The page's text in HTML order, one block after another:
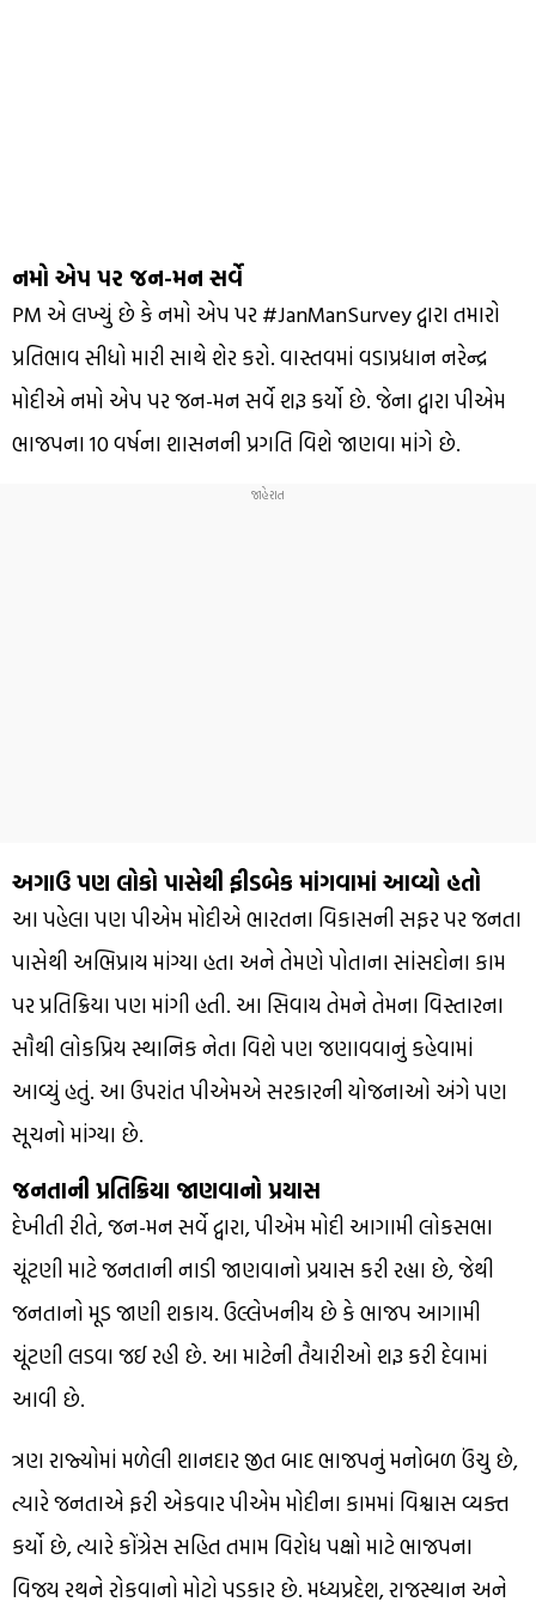
નમો એપ પર જન-મન સર્વે
PM એ લખ્યું છે કે નમો એપ પર #JanManSurvey દ્વારા તમારો
પ્રતિભાવ સીધો મારી સાથે શેર કરો. વાસ્તવમાં વડાપ્રધાન નરેન્દ્ર
મોદીએ નમો એપ પર જન-મન સર્વે શરૂ કર્યો છે. જેના દ્વારા પીએમ
ભાજપના 10 વર્ષના શાસનની પ્રગતિ વિશે જાણવા માંગે છે.
અગાઉ પણ લોકો પાસેથી ફીડબેક માંગવામાં આવ્યો હતો
આ પહેલા પણ પીએમ મોદીએ ભારતના વિકાસની સફર પર જનતા
પાસેથી અભિપ્રાય માંગ્યા હતા અને તેમણે પોતાના સાંસદોના કામ
પર પ્રતિક્રિયા પણ માંગી હતી. આ સિવાય તેમને તેમના વિસ્તારના
સૌથી લોકપ્રિય સ્થાનિક નેતા વિશે પણ જણાવવાનું કહેવામાં
આવ્યું હતું. આ ઉપરાંત પીએમએ સરકારની યોજનાઓ અંગે પણ
સૂચનો માંગ્યા છે.
જનતાની પ્રતિક્રિયા જાણવાનો પ્રયાસ
દેખીતી રીતે, જન-મન સર્વે દ્વારા, પીએમ મોદી આગામી લોકસભા
ચૂંટણી માટે જનતાની નાડી જાણવાનો પ્રયાસ કરી રહ્યા છે, જેથી
જનતાનો મૂડ જાણી શકાય. ઉલ્લેખનીય છે કે ભાજપ આગામી
ચૂંટણી લડવા જઈ રહી છે. આ માટેની તૈયારીઓ શરૂ કરી દેવામાં
આવી છે.
ત્રણ રાજ્યોમાં મળેલી શાનદાર જીત બાદ ભાજપનું મનોબળ ઉંચુ છે,
ત્યારે જનતાએ ફરી એકવાર પીએમ મોદીના કામમાં વિશ્વાસ વ્યક્ત
કર્યો છે, ત્યારે કોંગ્રેસ સહિત તમામ વિરોધ પક્ષો માટે ભાજપના
વિજય રથને રોકવાનો મોટો પડકાર છે. મધ્યપ્રદેશ, રાજસ્થાન અને